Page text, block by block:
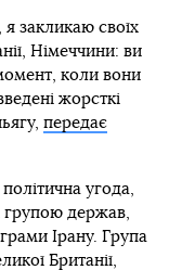
закликаю своїх
Німеччини: ви
коли вони
жорсткі
передає
угода,
групою держав,
Ірану. Група
Британії,